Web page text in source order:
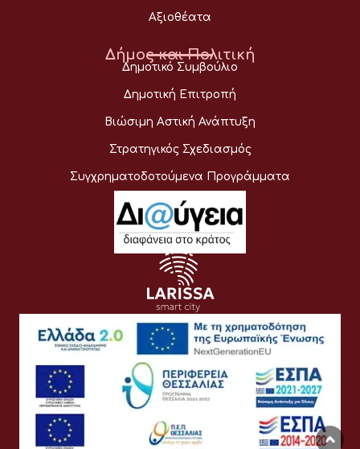
Αξιοθέατα
Δήμος και Πολιτική
Δημοτικό Συμβούλιο
Δημοτική Επιτροπή
Βιώσιμη Αστική Ανάπτυξη
Στρατηγικός Σχεδιασμός
Συγχρηματοδοτούμενα Προγράμματα